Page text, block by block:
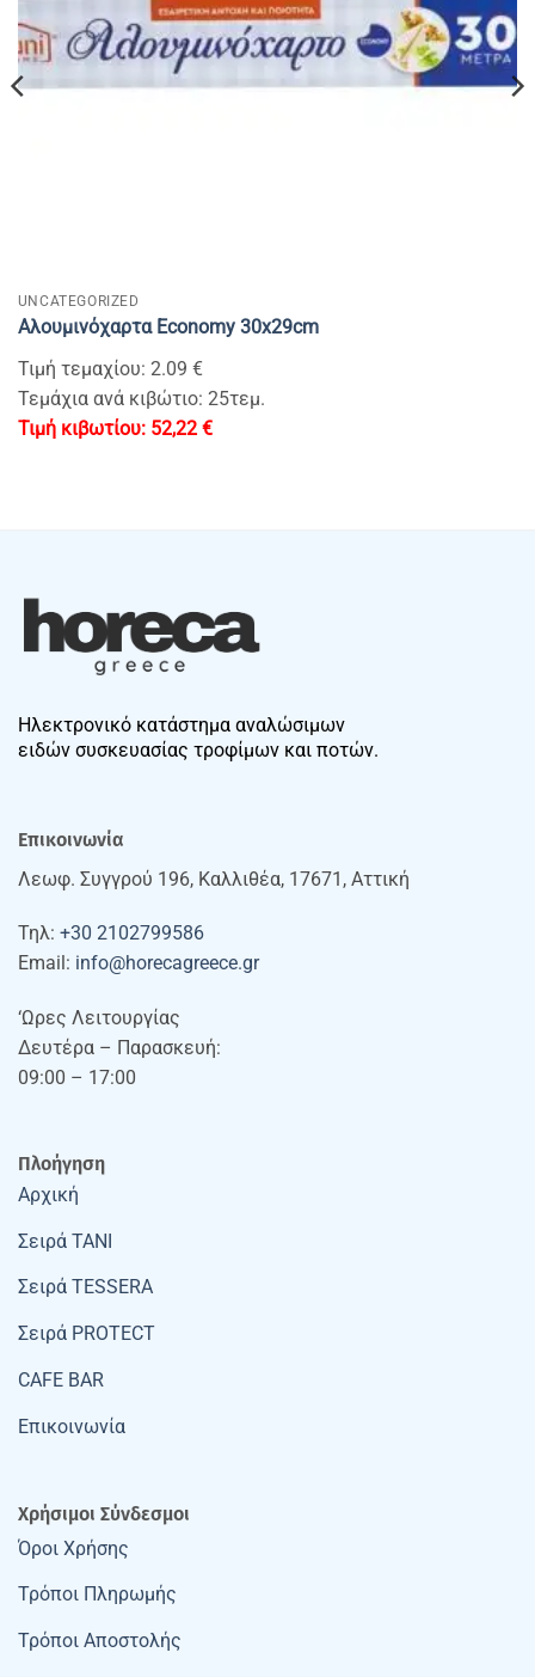
UNCATEGORIZED
Αλουμινόχαρτα Economy 30x29cm
Τιμή τεμαχίου: 2.09 €
Τεμάχια ανά κιβώτιο: 25τεμ.
52,22 €
Ηλεκτρονικό κατάστημα αναλώσιμων
ειδών συσκευασίας τροφίμων και ποτών.
Επικοινωνία
Λεωφ. Συγγρού 196, Καλλιθέα, 17671, Αττική
Τηλ: +30 2102799586
Email: info@horecagreece.gr
‘Ωρες Λειτουργίας
Δευτέρα – Παρασκευή:
09:00 – 17:00
Πλοήγηση
Αρχική
Σειρά TANI
Σειρά TESSERA
Σειρά PROTECT
CAFE BAR
Επικοινωνία
Χρήσιμοι Σύνδεσμοι
Όροι Χρήσης
Τρόποι Πληρωμής
Τρόποι Αποστολής